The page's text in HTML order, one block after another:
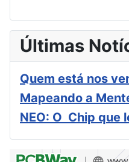
Últimas
Quem está nos
Mapeando a
NEO: O Chip que